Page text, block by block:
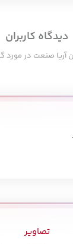
دیدگاه کاربران
آریا صنعت در
تصاویر